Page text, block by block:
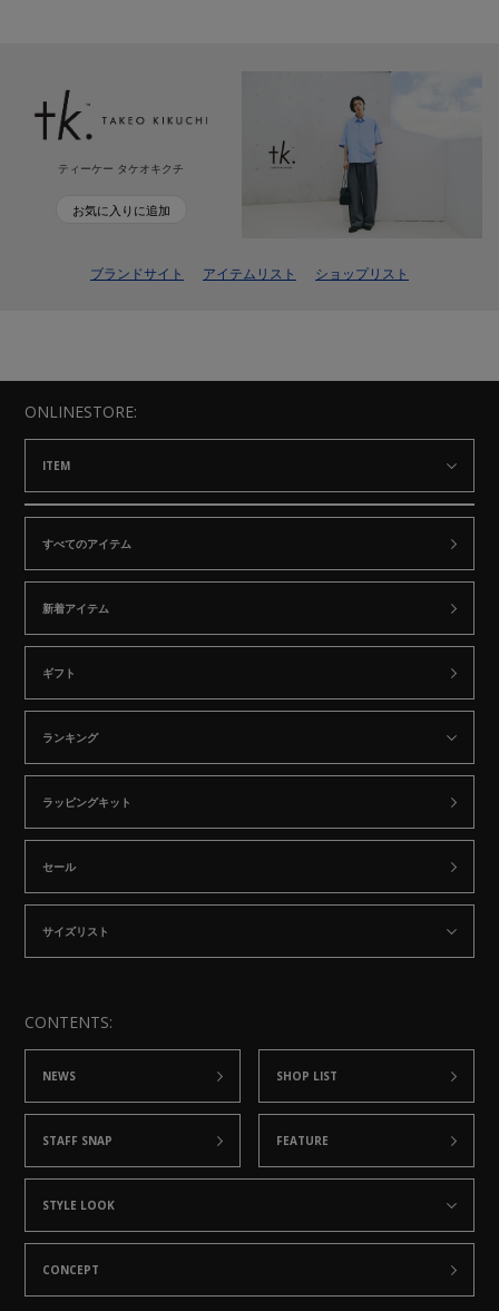
ティーケー タケオキクチ
お気に入りに追加
ブランドサイト アイテムリスト ショップリスト
ONLINESTORE:
ITEM
すべてのアイテム
新着アイテム
ギフト
ランキング
ラッピングキット
セール
サイズリスト
CONTENTS:
NEWS
STAFF SNAP
SHOP LIST
FEATURE
STYLE LOOK
CONCEPT